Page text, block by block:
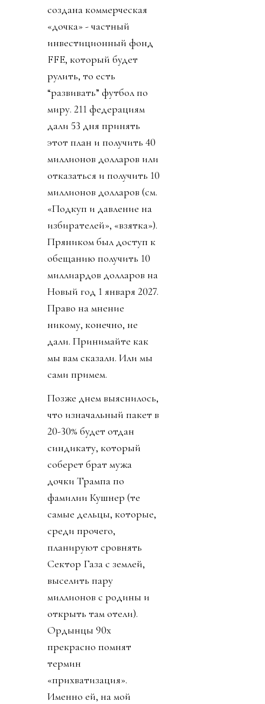
создана коммерческая
«дочка» - частный
инвестиционный фонд
FFE, который будет
рулить, то есть
“развивать” футбол по
миру. 211 федерациям
дали 53 дня принять
этот план и получить 40
миллионов долларов или
отказаться и получить 10
миллионов долларов (см.
«Подкуп и давление на
избирателей», «взятка»).
Пряником был доступ к
обещанию получить 10
миллиардов долларов на
Новый год 1 января 2027.
Право на мнение
никому, конечно, не
дали. Принимайте как
мы вам сказали. Или мы
сами примем.
Позже днем выяснилось,
что изначальный пакет в
20-30% будет отдан
синдикату, который
соберет брат мужа
дочки Трампа по
фамилии Кушнер (те
самые дельцы, которые,
среди прочего,
планируют сровнять
Сектор Газа с землей,
выселить пару
миллионов с родины и
открыть там отели).
Ордынцы 90х
прекрасно помнят
термин
«прихватизация».
Именно ей, на мой